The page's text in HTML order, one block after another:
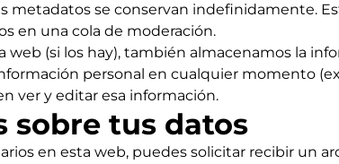
metadatos se conservan indefinidamente.
en una cola de moderación.
web (si los hay), también almacenamos la
personal en cualquier momento
ver y editar esa información.
sobre tus datos
en esta web, puedes solicitar recibir un